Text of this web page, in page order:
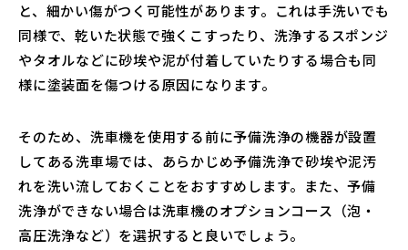
と、細かい傷がつく可能性があります。これは手洗いでも
同様で、乾いた状態で強くこすったり、洗浄するスポンジ
やタオルなどに砂埃や泥が付着していたりする場合も同
様に塗装面を傷つける原因になります。
そのため、洗車機を使用する前に予備洗浄の機器が設置
してある洗車場では、あらかじめ予備洗浄で砂埃や泥汚
れを洗い流しておくことをおすすめします。また、予備
洗浄ができない場合は洗車機のオプションコース（泡・
高圧洗浄など）を選択すると良いでしょう。